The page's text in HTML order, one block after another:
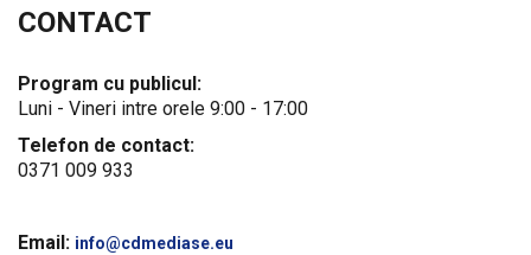
CONTACT
Program cu publicul:
Luni - Vineri intre orele 9:00 - 17:00
Telefon de contact:
0371 009 933
Email: info@cdmediase.eu